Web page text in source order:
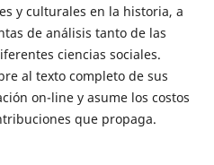
y culturales en la historia, a
de análisis tanto de las
ciencias sociales.
al texto completo de sus
on-line y asume los costos
que propaga.